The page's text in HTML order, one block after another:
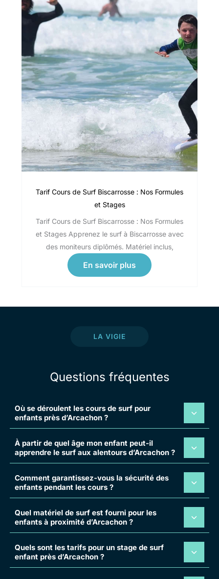
Tarif Cours de Surf Biscarrosse : Nos Formules
et Stages
Tarif Cours de Surf Biscarrosse : Nos Formules
et Stages Apprenez le surf à Biscarrosse avec
des moniteurs diplômés. Matériel inclus,
En savoir plus
LA VIGIE
Questions fréquentes
Où se déroulent les cours de surf pour
enfants près d’Arcachon ?
À partir de quel âge mon enfant peut-il
apprendre le surf aux alentours d’Arcachon ?
Comment garantissez-vous la sécurité des
enfants pendant les cours ?
Quel matériel de surf est fourni pour les
enfants à proximité d’Arcachon ?
Quels sont les tarifs pour un stage de surf
enfant près d’Arcachon ?